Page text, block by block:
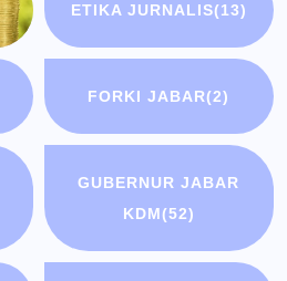
ETIKA JURNALIS(13)
FORKI JABAR(2)
GUBERNUR JABAR
KDM(52)